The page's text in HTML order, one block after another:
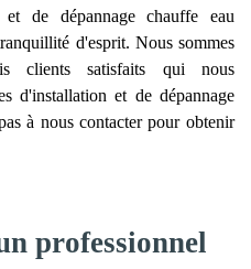
de dépannage chauffe eau
d'esprit. Nous sommes
clients satisfaits qui nous
d'installation et de dépannage
à nous contacter pour obtenir
professionnel